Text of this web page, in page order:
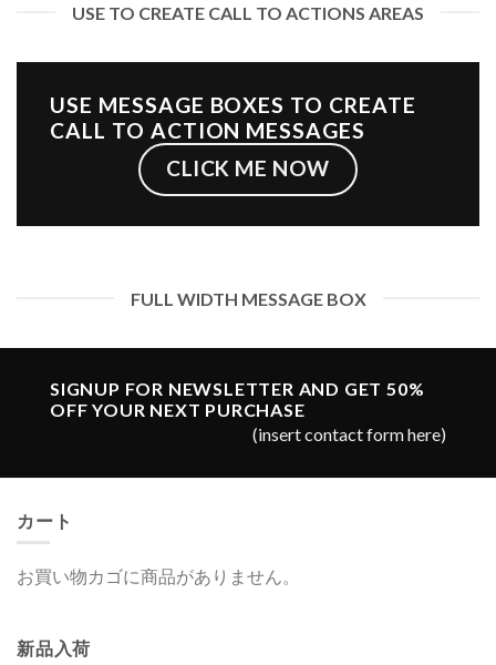
USE TO CREATE CALL TO ACTIONS AREAS
USE MESSAGE BOXES TO CREATE
CALL TO ACTION MESSAGES
CLICK ME NOW
FULL WIDTH MESSAGE BOX
SIGNUP FOR NEWSLETTER AND GET 50%
OFF YOUR NEXT PURCHASE
(insert contact form here)
カート
お買い物カゴに商品がありません。
新品入荷